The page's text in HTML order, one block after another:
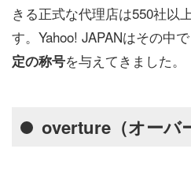
きる正式な代理店は550社以
す。Yahoo! JAPANはその中
定の称号を与えてきました。
overture（オーバ